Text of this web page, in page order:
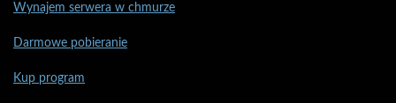
Wynajem serwera w chmurze
Darmowe pobieranie
Kup program